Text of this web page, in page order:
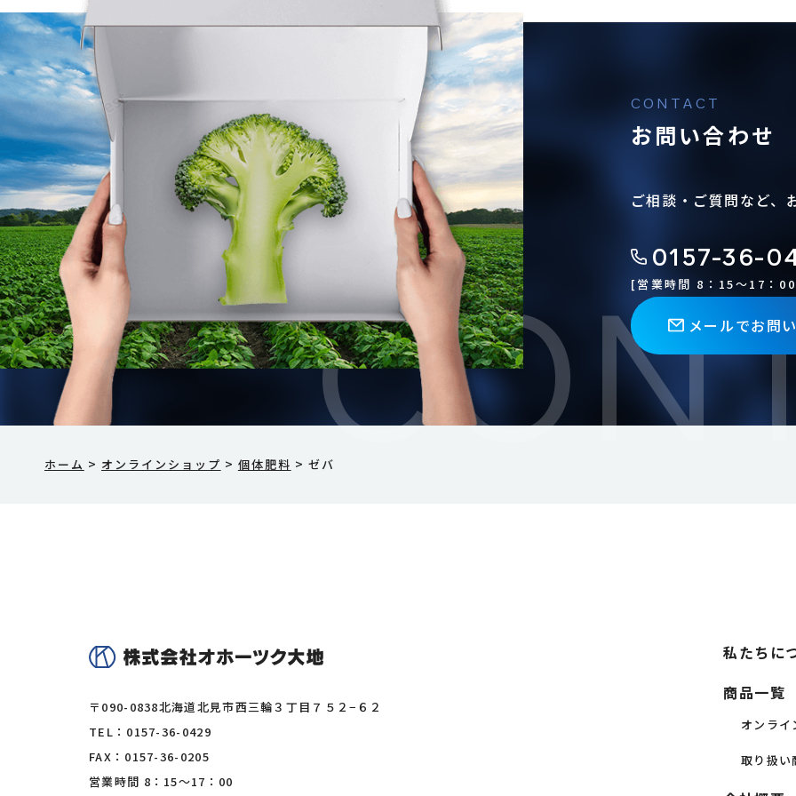
お問い合わせ
ご相談・ご質問など、
0157-36-
[営業時間 8：15〜17：
メールでお問
ホーム > オンラインショップ > 個体肥料 > ゼバ
〒090-0838北海道北見市西三輪３丁目７５２−６２
TEL： 0157-36-0429
FAX：0157-36-0205
営業時間 8：15〜17：00
私たちに
商品一覧
オンラ
取り扱い